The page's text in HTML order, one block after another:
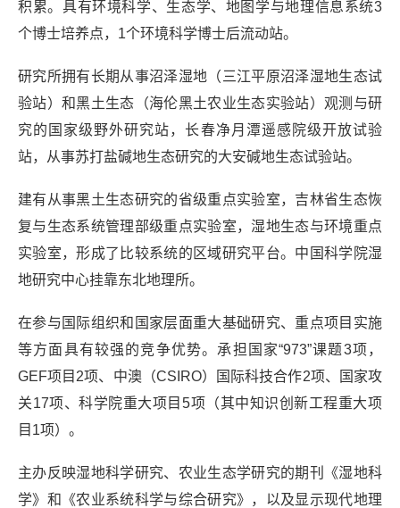
积累。具有环境科学、生态学、地图学与地理信息系统3
个博士培养点，1个环境科学博士后流动站。
研究所拥有长期从事沼泽湿地（三江平原沼泽湿地生态试
验站）和黑土生态（海伦黑土农业生态实验站）观测与研
究的国家级野外研究站，长春净月潭遥感院级开放试验
站，从事苏打盐碱地生态研究的大安碱地生态试验站。
建有从事黑土生态研究的省级重点实验室，吉林省生态恢
复与生态系统管理部级重点实验室，湿地生态与环境重点
实验室，形成了比较系统的区域研究平台。中国科学院湿
地研究中心挂靠东北地理所。
在参与国际组织和国家层面重大基础研究、重点项目实施
等方面具有较强的竞争优势。承担国家“973”课题3项，
GEF项目2项、中澳（CSIRO）国际科技合作2项、国家攻
关17项、科学院重大项目5项（其中知识创新工程重大项
目1项）。
主办反映湿地科学研究、农业生态学研究的期刊《湿地科
学》和《农业系统科学与综合研究》，以及显示现代地理